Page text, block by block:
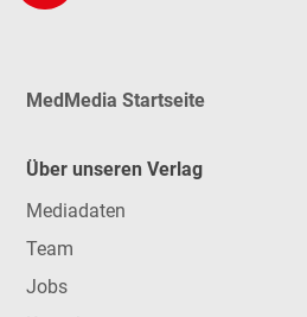
MedMedia Startseite
Über unseren Verlag
Mediadaten
Team
Jobs